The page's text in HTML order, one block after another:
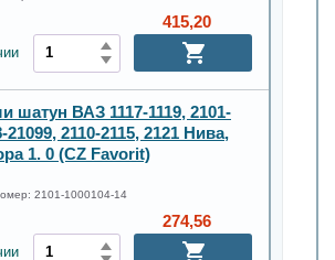
415,20
шатун ВАЗ 1117-1119, 2101-
21099, 2110-2115, 2121 Нива,
1. 0 (CZ Favorit)
2101-1000104-14
274,56